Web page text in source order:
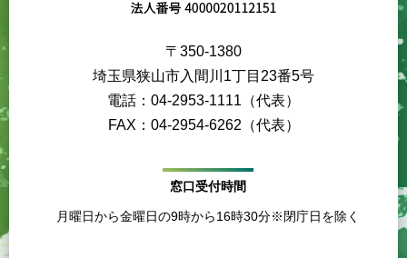
〒350-1380
埼玉県狭山市入間川1丁目23番5号
電話：04-2953-1111（代表）
FAX：04-2954-6262（代表）
窓口受付時間
月曜日から金曜日の9時から16時30分※閉庁日を除く